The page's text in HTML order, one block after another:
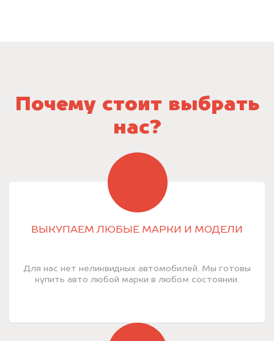
Почему стоит выбрать
нас?
ВЫКУПАЕМ ЛЮБЫЕ МАРКИ И МОДЕЛИ
Для нас нет неликвидных автомобилей. Мы готовы
купить авто любой марки в любом состоянии.